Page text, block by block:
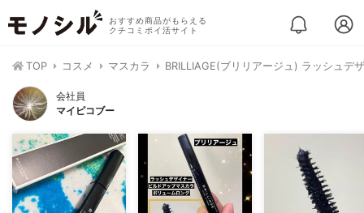
おすすめ商品がもらえる
クチコミポイ活サイト
TOP コスメ マスカラ BRILLIAGE(ブリリアージュ) ラッシュデ
会社員
マイピコブー